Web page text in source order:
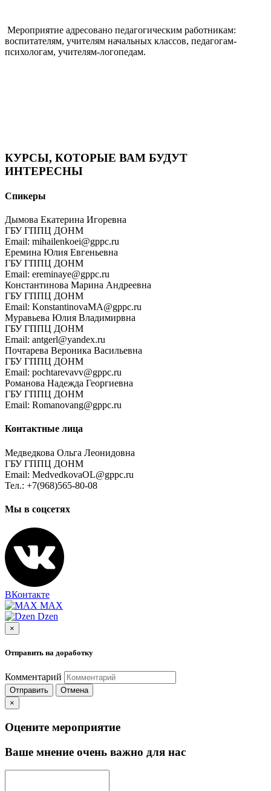
Мероприятие адресовано педагогическим работникам:
воспитателям, учителям начальных классов, педагогам-
психологам, учителям-логопедам.
КУРСЫ, КОТОРЫЕ ВАМ БУДУТ
ИНТЕРЕСНЫ
Спикеры
Дымова Екатерина Игоревна
ГБУ ГППЦ ДОНМ
Email: mihailenkoei@gppc.ru
Еремина Юлия Евгеньевна
ГБУ ГППЦ ДОНМ
Email: ereminaye@gppc.ru
Константинова Марина Андреевна
ГБУ ГППЦ ДОНМ
Email: KonstantinovaMA@gppc.ru
Муравьева Юлия Владимирвна
ГБУ ГППЦ ДОНМ
Email: antgerl@yandex.ru
Почтарева Вероника Васильевна
ГБУ ГППЦ ДОНМ
Email: pochtarevavv@gppc.ru
Романова Надежда Георгиевна
ГБУ ГППЦ ДОНМ
Email: Romanovang@gppc.ru
Контактные лица
Медведкова Ольга Леонидовна
ГБУ ГППЦ ДОНМ
Email: MedvedkovaOL@gppc.ru
Тел.: +7(968)565-80-08
Мы в соцсетях
ВКонтакте
MAX
Dzen
×
Отправить на доработку
Комментарий
Отправить
Отмена
×
Оцените мероприятие
Ваше мнение очень важно для нас